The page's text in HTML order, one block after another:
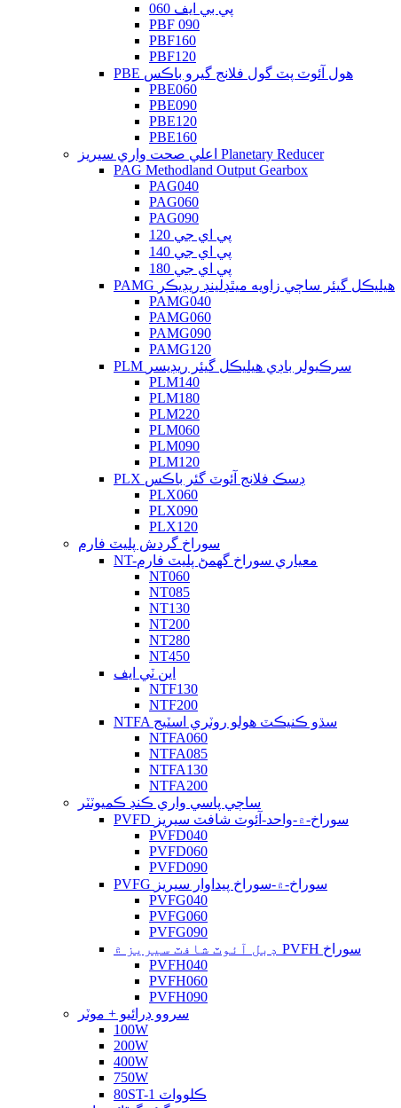
پي بي ايف 060
PBF 090
PBF160
PBF120
PBE هول آئوٽ پٽ گول فلانج گيرو باڪس
PBE060
PBE090
PBE120
PBE160
اعلي صحت واري سيريز Planetary Reducer
PAG Methodland Output Gearbox
PAG040
PAG060
PAG090
پي اي جي 120
پي اي جي 140
پي اي جي 180
PAMG هيليڪل گيئر ساڄي زاويه ميٿڊلينڊ ريڊيڪر
PAMG040
PAMG060
PAMG090
PAMG120
PLM سرڪيولر باڊي هيليڪل گيئر ريڊيسر
PLM140
PLM180
PLM220
PLM060
PLM090
PLM120
PLX ڊسڪ فلانج آئوٽ گئر باڪس
PLX060
PLX090
PLX120
سوراخ گردش پليٽ فارم
NT-معياري سوراخ گھمڻ پليٽ فارم
NT060
NT085
NT130
NT200
NT280
NT450
اين ٽي ايف
NTF130
NTF200
NTFA سڌو ڪنيڪٽ هولو روٽري اسٽيج
NTFA060
NTFA085
NTFA130
NTFA200
ساڄي پاسي واري ڪنڊ ڪميوٽٽر
PVFD سوراخ-۾-واحد-آئوٽ شافٽ سيريز
PVFD040
PVFD060
PVFD090
PVFG سوراخ-۾-سوراخ پيداوار سيريز
PVFG040
PVFG060
PVFG090
ڊبل آئوٽ شافٽ سيريز ۾ PVFH سوراخ
PVFH040
PVFH060
PVFH090
سروو ڊرائيو + موٽر
100W
200W
400W
750W
80ST-1 ڪلوواٽ